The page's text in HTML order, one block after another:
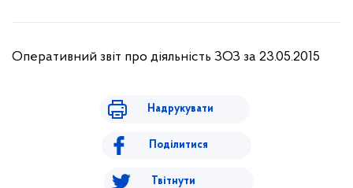
Оперативний звіт про діяльність ЗОЗ за 23.05.2015
Надрукувати
Поділитися
Твітнути